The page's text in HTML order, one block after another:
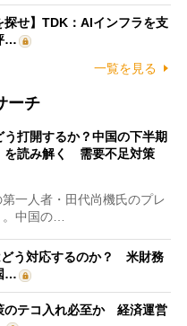
探せ】TDK：AIインフラを支
…
一覧を見る
ーチ
打開するか？中国の下半期
を読み解く 需要不足対策
一人者・田代尚機氏のプレ
中国の…
う対応するのか？ 米財務
…
のテコ入れ必至か 経済運営